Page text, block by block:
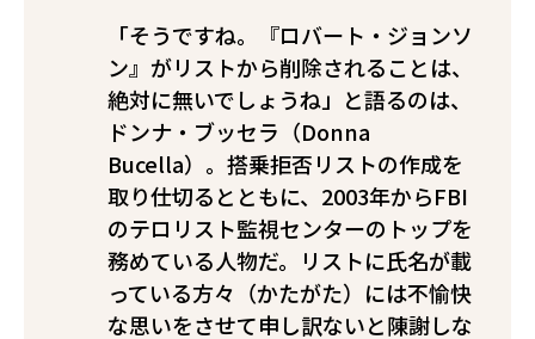
「そうですね。『ロバート・ジョンソ
ン』がリストから削除されることは、
絶対に無いでしょうね」と語るのは、
ドンナ・ブッセラ（Donna
Bucella）。搭乗拒否リストの作成を
取り仕切るとともに、2003年からFBI
のテロリスト監視センターのトップを
務めている人物だ。リストに氏名が載
っている方々（かたがた）には不愉快
な思いをさせて申し訳ないと陳謝しな